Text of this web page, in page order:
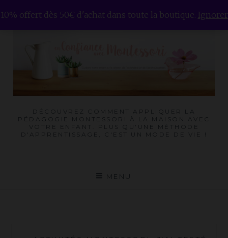
to
DÉCOUVREZ COMMENT APPLIQUER LA
PÉDAGOGIE MONTESSORI À LA MAISON AVEC
VOTRE ENFANT. PLUS QU'UNE MÉTHODE
D'APPRENTISSAGE, C'EST UN MODE DE VIE !
MENU
10% offert dès 50€ d'achat dans toute la boutique. Ignorer